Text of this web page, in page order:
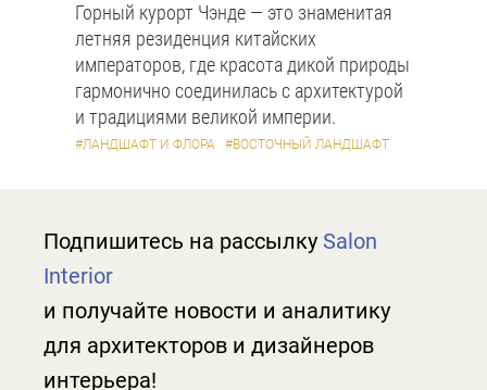
Горный курорт Чэнде — это знаменитая
летняя резиденция китайских
императоров, где красота дикой природы
гармонично соединилась с архитектурой
и традициями великой империи.
#ЛАНДШАФТ И ФЛОРА #ВОСТОЧНЫЙ ЛАНДШАФТ
Подпишитесь на рассылку Salon
Interior
и получайте новости и аналитику
для архитекторов и дизайнеров
интерьера!